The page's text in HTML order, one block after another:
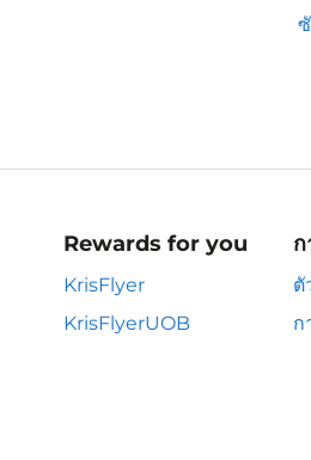
Rewards for you
KrisFlyer
KrisFlyerUOB
ตั
ก